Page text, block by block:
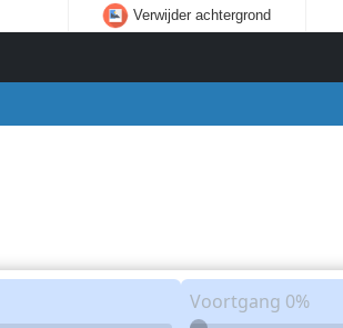
Verwijder achtergrond
Voortgang 0%